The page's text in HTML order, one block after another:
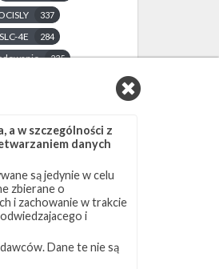
337
SLC-4E 284
235
ISS 93
(grupa FB)
a w szczególności z
danych
są jedynie w celu
zbierane o
i zachowanie w trakcie
i
Dane te nie są